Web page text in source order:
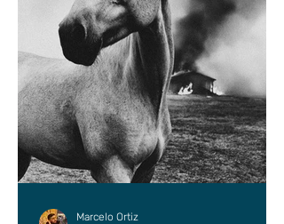
Marcelo Ortiz